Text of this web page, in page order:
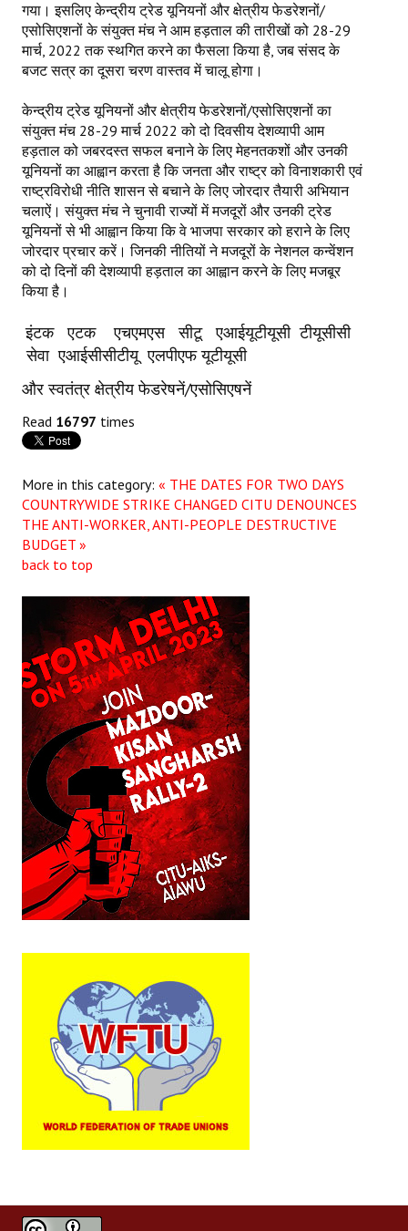
Books
Campaigning Materials
General Election 2019
Archives
CITU @ 50
JOURNALS
The Working Class
The Voice of the Working Women
CITU Mazdoor
Kamkaji Mahila
JOINT PLATFORMS
Worker - Peasant
Fraternal Trade Unions
Mass Organisations
Jan Ekta Jan Adhikari Andolan
गया। इसलिए केन्द्रीय ट्रेड यूनियनों और क्षेत्रीय फेडरेशनों/
एसोसिएशनों के संयुक्त मंच ने आम हड़ताल की तारीखों को 28-29
मार्च, 2022 तक स्थगित करने का फैसला किया है, जब संसद के
बजट सत्र का दूसरा चरण वास्तव में चालू होगा।
केन्द्रीय ट्रेड यूनियनों और क्षेत्रीय फेडरेशनों/एसोसिएशनों का
संयुक्त मंच 28-29 मार्च 2022 को दो दिवसीय देशव्यापी आम
हड़ताल को जबरदस्त सफल बनाने के लिए मेहनतकशों और उनकी
यूनियनों का आह्वान करता है कि जनता और राष्ट्र को विनाशकारी एवं
राष्ट्रविरोधी नीति शासन से बचाने के लिए जोरदार तैयारी अभियान
चलाऐं। संयुक्त मंच ने चुनावी राज्यों में मजदूरों और उनकी ट्रेड
यूनियनों से भी आह्वान किया कि वे भाजपा सरकार को हराने के लिए
जोरदार प्रचार करें। जिनकी नीतियों ने मजदूरों के नेशनल कन्वेंशन
को दो दिनों की देशव्यापी हड़ताल का आह्वान करने के लिए मजबूर
किया है।
इंटक एटक एचएमएस सीटू एआईयूटीयूसी टीयूसीसी
सेवा एआईसीसीटीयू एलपीएफ यूटीयूसी
और स्वतंत्र क्षेत्रीय फेडरेषनें/एसोसिएषनें
Read 16797 times
More in this category: « THE DATES FOR TWO DAYS
COUNTRYWIDE STRIKE CHANGED CITU DENOUNCES
THE ANTI-WORKER, ANTI-PEOPLE DESTRUCTIVE
BUDGET »
back to top